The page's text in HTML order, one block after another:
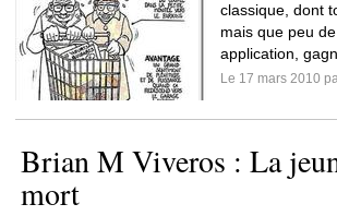
classique, dont
mais que peu
application,
Le 17 mars 2010
Brian M Viveros : La
mort